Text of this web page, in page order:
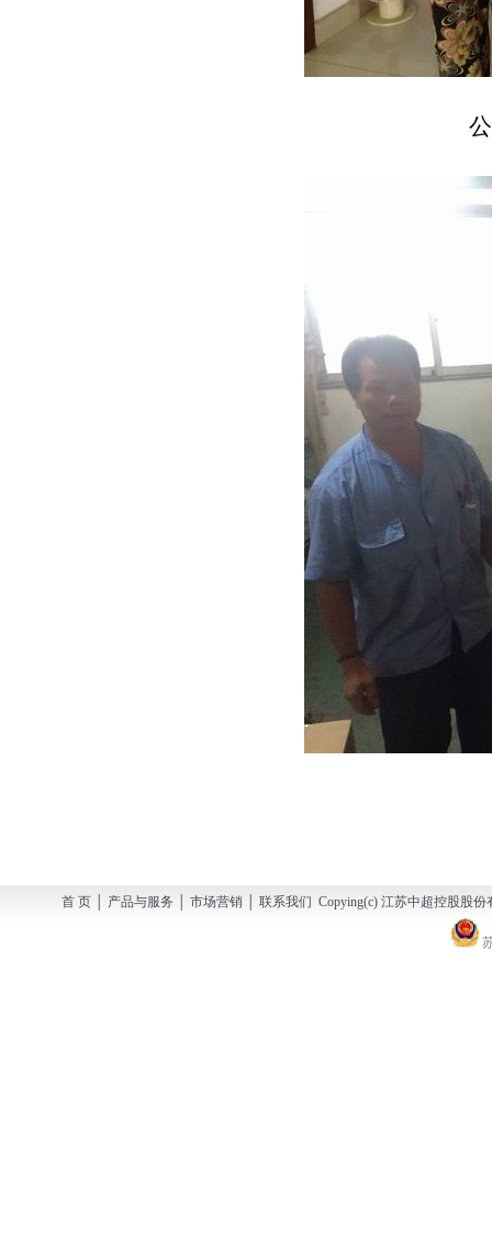
首 页 │ 产品与服务 │ 市场营销 │ 联系我们 Copying(c) 江苏中超控股股